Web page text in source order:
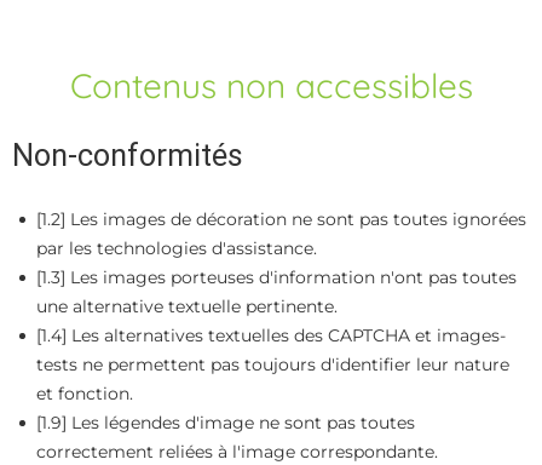
Contenus non accessibles
Non-conformités
[1.2] Les images de décoration ne sont pas toutes ignorées
par les technologies d'assistance.
[1.3] Les images porteuses d'information n'ont pas toutes
une alternative textuelle pertinente.
[1.4] Les alternatives textuelles des CAPTCHA et images-
tests ne permettent pas toujours d'identifier leur nature
et fonction.
[1.9] Les légendes d'image ne sont pas toutes
correctement reliées à l'image correspondante.